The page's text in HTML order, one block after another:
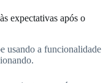
expectativas após o
usando a funcionalidade